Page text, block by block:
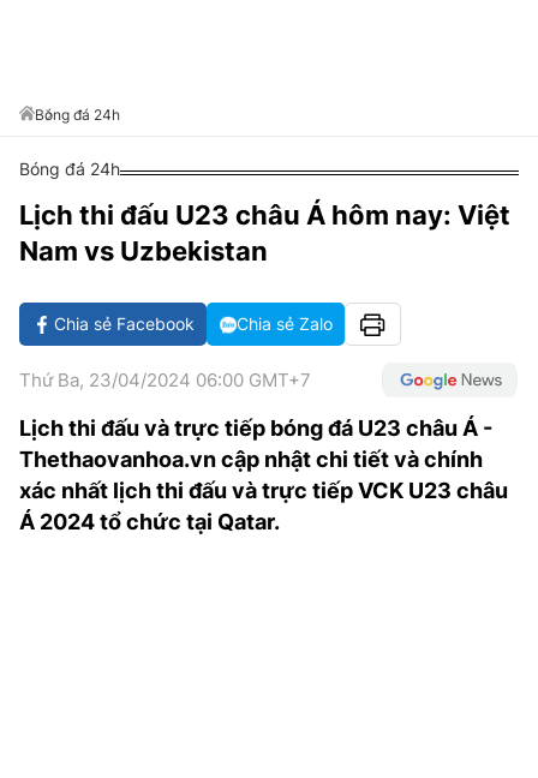
GIẢI TRÍ
CÔNG NGHIỆP VĂN HÓA
X-QUANG TIN ĐỒN
VIẾT LẠI ƯỚC MƠ
PHIM
ÂM NHẠC
KBIZ
DU LỊCH
TIN TỨC
ĐIỂM ĐẾN
ẨM THỰC
TƯ VẤN
THẾ GIỚI SAO
HIGHTECH
TIÊU ĐIỂM - SPOTLIGHT
BẠN CẦN BIẾT
ẢNH
BÁO GIẤY
Bóng đá 24h
Bóng đá 24h
Lịch thi đấu U23 châu Á hôm nay: Việt
Nam vs Uzbekistan
Chia sẻ Facebook Chia sẻ Zalo
Thứ Ba, 23/04/2024 06:00 GMT+7
Lịch thi đấu và trực tiếp bóng đá U23 châu Á -
Thethaovanhoa.vn cập nhật chi tiết và chính
xác nhất lịch thi đấu và trực tiếp VCK U23 châu
Á 2024 tổ chức tại Qatar.